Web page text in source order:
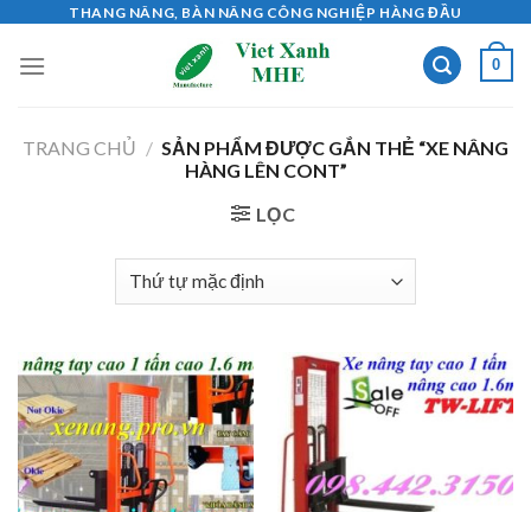
content
THANG NÂNG, BÀN NÂNG CÔNG NGHIỆP HÀNG ĐẦU
0
TRANG CHỦ / SẢN PHẨM ĐƯỢC GẮN THẺ “XE NÂNG
HÀNG LÊN CONT”
LỌC